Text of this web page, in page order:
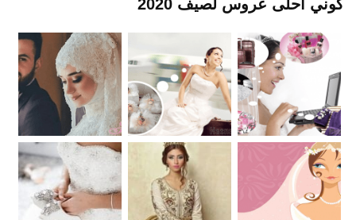
كوني أحلى عروس لصيف 2020